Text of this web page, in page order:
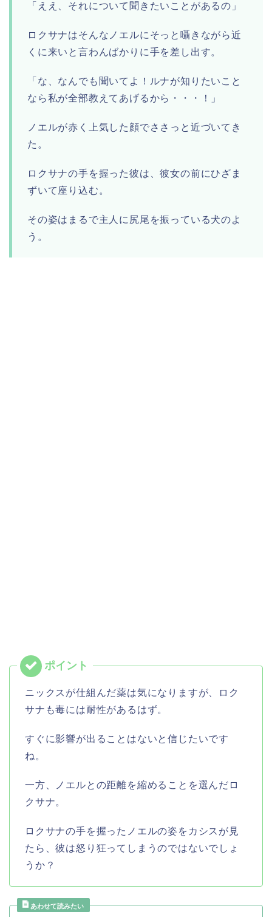
「ええ、それについて聞きたいことがあるの」
ロクサナはそんなノエルにそっと囁きながら近
くに来いと言わんばかりに手を差し出す。
「な、なんでも聞いてよ！ルナが知りたいこと
なら私が全部教えてあげるから・・・！」
ノエルが赤く上気した顔でささっと近づいてき
た。
ロクサナの手を握った彼は、彼女の前にひざま
ずいて座り込む。
その姿はまるで主人に尻尾を振っている犬のよ
う。
ニックスが仕組んだ薬は気になりますが、ロク
サナも毒には耐性があるはず。
すぐに影響が出ることはないと信じたいです
ね。
一方、ノエルとの距離を縮めることを選んだロ
クサナ。
ロクサナの手を握ったノエルの姿をカシスが見
たら、彼は怒り狂ってしまうのではないでしょ
うか？